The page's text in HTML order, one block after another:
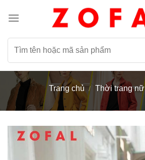
kiếm:
Trang chủ / Thời trang nữ